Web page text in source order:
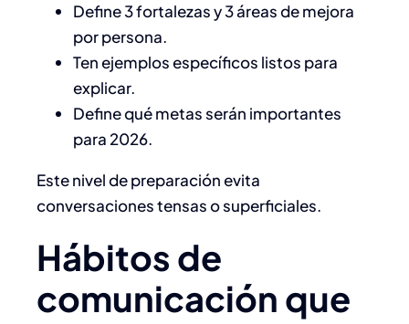
Define 3 fortalezas y 3 áreas de mejora
por persona.
Ten ejemplos específicos listos para
explicar.
Define qué metas serán importantes
para 2026.
Este nivel de preparación evita
conversaciones tensas o superficiales.
Hábitos de
comunicación que